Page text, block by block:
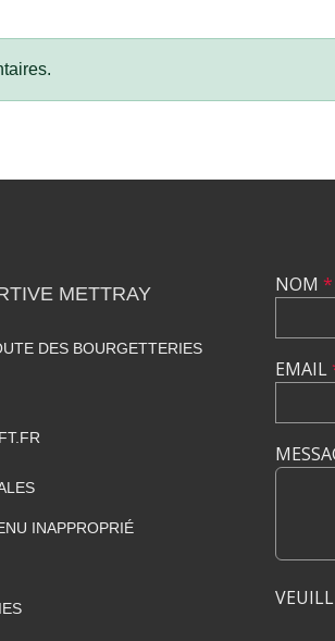
METTRAY
DES BOURGETTERIES
INAPPROPRIÉ
NOM *
EMAIL